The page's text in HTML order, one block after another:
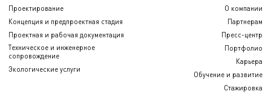
Проектирование
Концепция и предпроектная стадия
Проектная и рабочая документация
Техническое и инженерное
сопровождение
Экологические услуги
О компании
Партнерам
Пресс-центр
Портфолио
Карьера
Обучение и развитие
Стажировка